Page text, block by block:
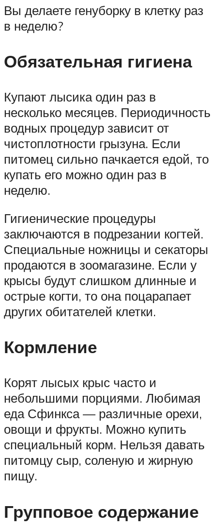
Вы делаете генуборку в клетку раз
в неделю?
Обязательная гигиена
Купают лысика один раз в
несколько месяцев. Периодичность
водных процедур зависит от
чистоплотности грызуна. Если
питомец сильно пачкается едой, то
купать его можно один раз в
неделю.
Гигиенические процедуры
заключаются в подрезании когтей.
Специальные ножницы и секаторы
продаются в зоомагазине. Если у
крысы будут слишком длинные и
острые когти, то она поцарапает
других обитателей клетки.
Кормление
Корят лысых крыс часто и
небольшими порциями. Любимая
еда Сфинкса — различные орехи,
овощи и фрукты. Можно купить
специальный корм. Нельзя давать
питомцу сыр, соленую и жирную
пищу.
Групповое содержание